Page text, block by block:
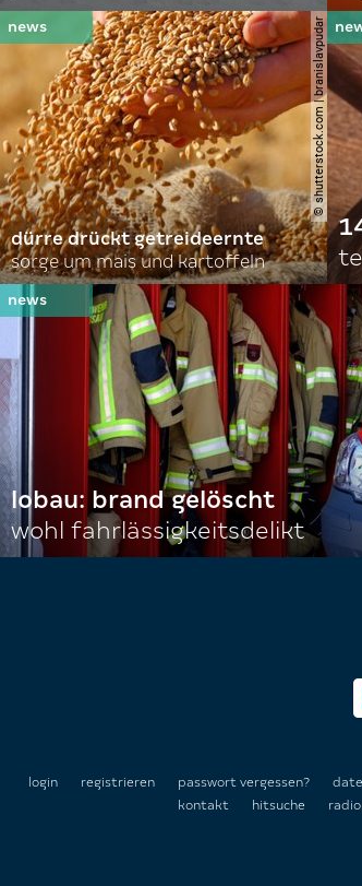
© shutterstock.com | branislavpudar
dürre drückt getreideernte
sorge um mais und kartoffeln
lobau: brand gelöscht
wohl fahrlässigkeitsdelikt
login registrieren passwort vergessen?
kontakt
hitsuche